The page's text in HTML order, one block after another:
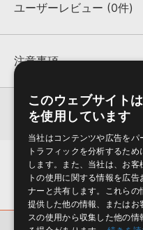
1 505_Beats_IS25
2:41 -
ロック
2:27
3
スコア・ミュージック
2:31 -
4 Bat_Cage_IS25
ユーザーレビュー (0件)
★★★★★
★5
★4
★3
★2
★1
レビューをもっと見る »
注意事項
本製品に付属の
降）」にて、収録サウンドの「キー
4GBを超えるデータに関するご注意：
4GBを超えるデータを格納すること
ード製品をご購入いただきます際に
意いただく必要がございます。
KONTAKTフォーマットについて： 本
KONTAKTに読み込んでお使いいただ
せんので、ご注意ください。また、
も対応しておりません。
製品の購入手続き完了後、受注確認
関連情報
Image Sounds 製品一覧
このウェブサイト
を使用しています
当社はコンテンツや広告をパ
トラフィックを分析するた
します。また、当社は、お客
トの使用に関する情報を広告
ナーと共有します。これらの
提供した他の情報、またはお
スの使用から収集した他の情